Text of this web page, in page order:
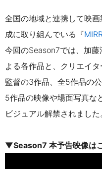
全国の地域と連携して映
成に取り組んでいる『
今回のSeason7では、加
よる各作品と、クリエイ
監督の3作品、全5作品の
5作品の映像や場面写真な
ビジュアル解禁されました
▼Season7 本予告映像は